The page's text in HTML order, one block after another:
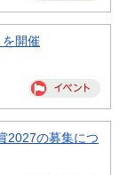
開催
2027の募集につ